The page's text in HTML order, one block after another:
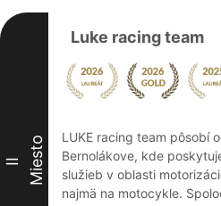
II Miesto
Luke racing team
LUKE racing team pôsobí
Bernolákove, kde
služieb v oblasti
najmä na motocykle.